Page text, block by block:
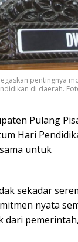
pentingnya
di daerah.
Pulang
Hari
untuk
sekadar
nyata
dari